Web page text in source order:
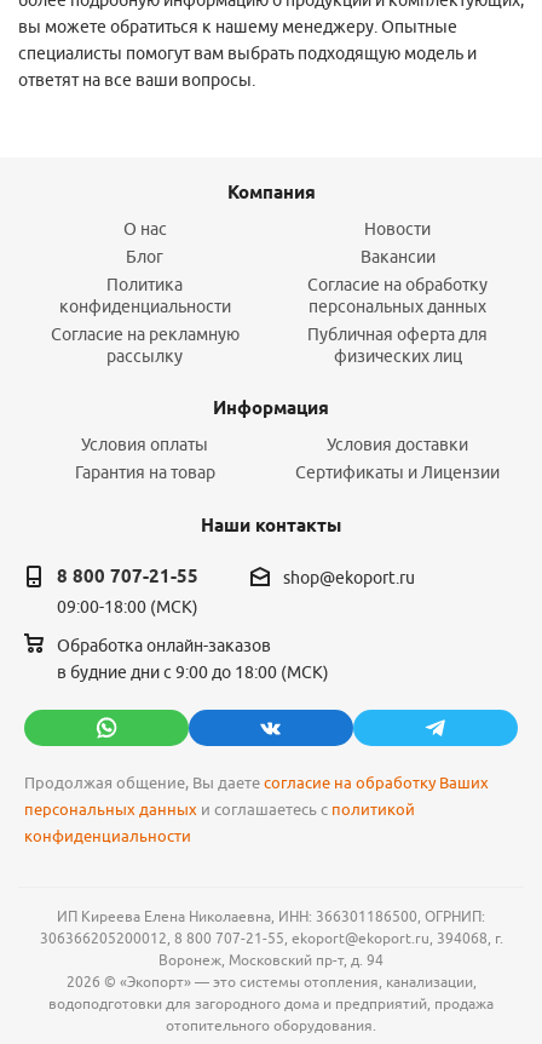
вы можете обратиться к нашему менеджеру. Опытные
специалисты помогут вам выбрать подходящую модель и
ответят на все ваши вопросы.
Компания
О нас
Новости
Блог
Вакансии
Политика
конфиденциальности
Согласие на обработку
персональных данных
Согласие на рекламную
рассылку
Публичная оферта для
физических лиц
Информация
Условия оплаты
Условия доставки
Гарантия на товар
Сертификаты и Лицензии
Наши контакты
8 800 707-21-55
09:00-18:00 (МСК)
shop@ekoport.ru
Обработка онлайн-заказов
в будние дни с 9:00 до 18:00 (МСК)
Продолжая общение, Вы даете согласие на обработку Ваших
персональных данных и соглашаетесь с политикой
конфиденциальности
ИП Киреева Елена Николаевна, ИНН: 366301186500, ОГРНИП:
306366205200012, 8 800 707-21-55, ekoport@ekoport.ru, 394068, г.
Воронеж, Московский пр-т, д. 94
2026 © «Экопорт» — это системы отопления, канализации,
водоподготовки для загородного дома и предприятий, продажа
отопительного оборудования.